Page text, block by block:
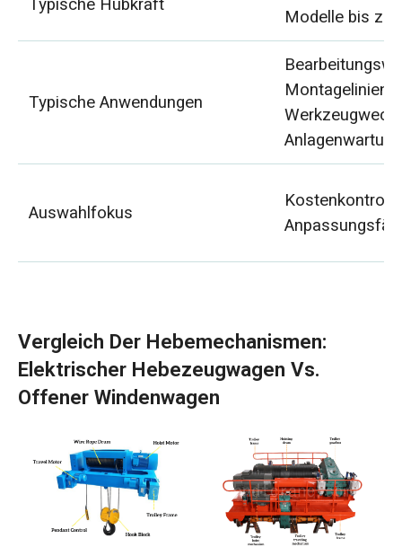
Modelle bis zu
Typische Anwendungen
Montagelinien,
Anlagenwartung
Auswahlfokus
Vergleich Der Hebemechanismen:
Elektrischer Hebezeugwagen Vs.
Offener Windenwagen